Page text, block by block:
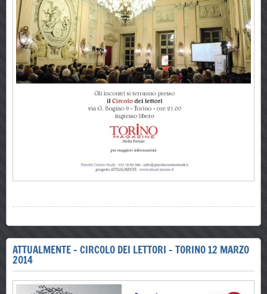
ATTUALMENTE - CIRCOLO DEI LETTORI - TORINO 12 MARZO
2014